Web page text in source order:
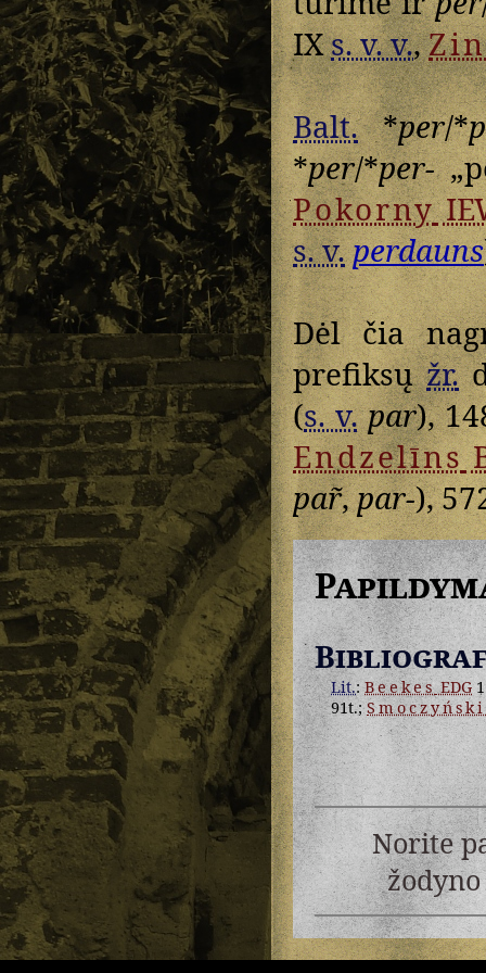
IXs. v. v.,
Balt.*per/*
*per/*per-
Pokorny
s. v.perdauns
Dėl čia
prefiksųžr.
(s. v. par),
Endzelīns
par̃,par-),
Lit.:BeekesEDG
91t.;Smoczyński
Norite